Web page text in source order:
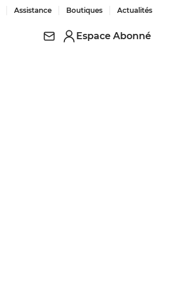
Assistance Boutiques Actualités
Espace Abonné